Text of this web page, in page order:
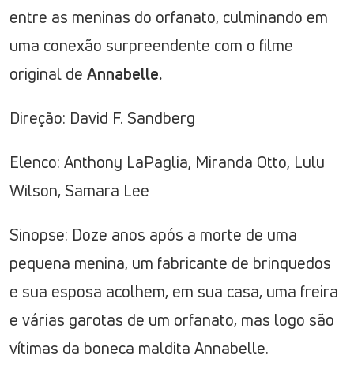
entre as meninas do orfanato, culminando em
uma conexão surpreendente com o filme
original de Annabelle.
Direção: David F. Sandberg
Elenco: Anthony LaPaglia, Miranda Otto, Lulu
Wilson, Samara Lee
Sinopse: Doze anos após a morte de uma
pequena menina, um fabricante de brinquedos
e sua esposa acolhem, em sua casa, uma freira
e várias garotas de um orfanato, mas logo são
vítimas da boneca maldita Annabelle.